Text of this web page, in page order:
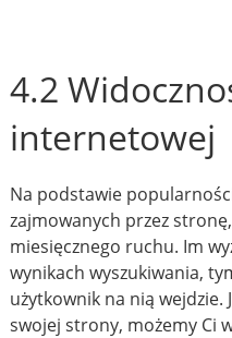
4.2
internetowej
Na podstawie
zajmowanych przez
miesięcznego ruchu. Im
wynikach wyszukiwania,
użytkownik na nią wejdzie.
swojej strony, możemy Ci